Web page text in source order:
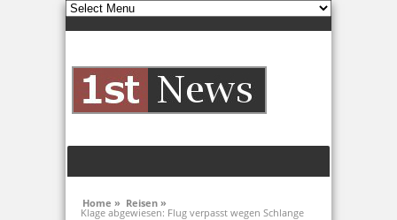
Home » Reisen »
Klage abgewiesen: Flug verpasst wegen Schlange